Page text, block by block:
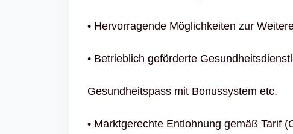
• Hervorragende Möglichkeiten zur
• Betrieblich geförderte
Gesundheitspass mit Bonussystem etc.
• Marktgerechte Entlohnung gemäß Tarif